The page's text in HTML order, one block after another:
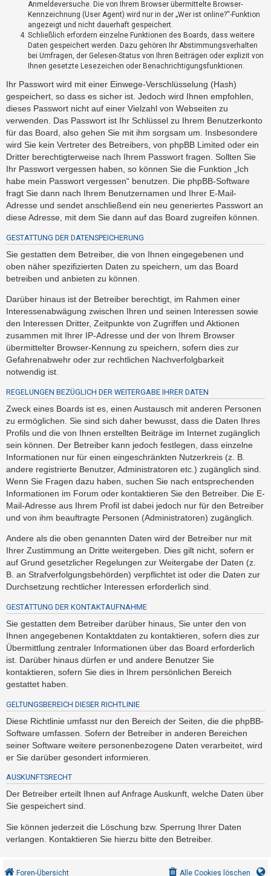
e
t
e
T
h
e
m
e
n
A
k
t
i
v
e
T
h
e
m
e
n
S
u
c
h
e
F
A
Q
Anmeldeversuche. Die von Ihrem Browser übermittelte Browser-
Kennzeichnung (User Agent) wird nur in der „Wer ist online?“-Funktion
angezeigt und nicht dauerhaft gespeichert.
Schließlich erfordern einzelne Funktionen des Boards, dass weitere
Daten gespeichert werden. Dazu gehören Ihr Abstimmungsverhalten
bei Umfragen, der Gelesen-Status von Ihren Beiträgen oder explizit von
Ihnen gesetzte Lesezeichen oder Benachrichtigungsfunktionen.
Ihr Passwort wird mit einer Einwege-Verschlüsselung (Hash)
gespeichert, so dass es sicher ist. Jedoch wird Ihnen empfohlen,
dieses Passwort nicht auf einer Vielzahl von Webseiten zu
verwenden. Das Passwort ist Ihr Schlüssel zu Ihrem Benutzerkonto
für das Board, also gehen Sie mit ihm sorgsam um. Insbesondere
wird Sie kein Vertreter des Betreibers, von phpBB Limited oder ein
Dritter berechtigterweise nach Ihrem Passwort fragen. Sollten Sie
Ihr Passwort vergessen haben, so können Sie die Funktion „Ich
habe mein Passwort vergessen“ benutzen. Die phpBB-Software
fragt Sie dann nach Ihrem Benutzernamen und Ihrer E-Mail-
Adresse und sendet anschließend ein neu generiertes Passwort an
diese Adresse, mit dem Sie dann auf das Board zugreifen können.
GESTATTUNG DER DATENSPEICHERUNG
Sie gestatten dem Betreiber, die von Ihnen eingegebenen und
oben näher spezifizierten Daten zu speichern, um das Board
betreiben und anbieten zu können.
Darüber hinaus ist der Betreiber berechtigt, im Rahmen einer
Interessenabwägung zwischen Ihren und seinen Interessen sowie
den Interessen Dritter, Zeitpunkte von Zugriffen und Aktionen
zusammen mit Ihrer IP-Adresse und der von Ihrem Browser
übermittelter Browser-Kennung zu speichern, sofern dies zur
Gefahrenabwehr oder zur rechtlichen Nachverfolgbarkeit
notwendig ist.
REGELUNGEN BEZÜGLICH DER WEITERGABE IHRER DATEN
Zweck eines Boards ist es, einen Austausch mit anderen Personen
zu ermöglichen. Sie sind sich daher bewusst, dass die Daten Ihres
Profils und die von Ihnen erstellten Beiträge im Internet zugänglich
sein können. Der Betreiber kann jedoch festlegen, dass einzelne
Informationen nur für einen eingeschränkten Nutzerkreis (z. B.
andere registrierte Benutzer, Administratoren etc.) zugänglich sind.
Wenn Sie Fragen dazu haben, suchen Sie nach entsprechenden
Informationen im Forum oder kontaktieren Sie den Betreiber. Die E-
Mail-Adresse aus Ihrem Profil ist dabei jedoch nur für den Betreiber
und von ihm beauftragte Personen (Administratoren) zugänglich.
Andere als die oben genannten Daten wird der Betreiber nur mit
Ihrer Zustimmung an Dritte weitergeben. Dies gilt nicht, sofern er
auf Grund gesetzlicher Regelungen zur Weitergabe der Daten (z.
B. an Strafverfolgungsbehörden) verpflichtet ist oder die Daten zur
Durchsetzung rechtlicher Interessen erforderlich sind.
GESTATTUNG DER KONTAKTAUFNAHME
Sie gestatten dem Betreiber darüber hinaus, Sie unter den von
Ihnen angegebenen Kontaktdaten zu kontaktieren, sofern dies zur
Übermittlung zentraler Informationen über das Board erforderlich
ist. Darüber hinaus dürfen er und andere Benutzer Sie
kontaktieren, sofern Sie dies in Ihrem persönlichen Bereich
gestattet haben.
GELTUNGSBEREICH DIESER RICHTLINIE
Diese Richtlinie umfasst nur den Bereich der Seiten, die die phpBB-
Software umfassen. Sofern der Betreiber in anderen Bereichen
seiner Software weitere personenbezogene Daten verarbeitet, wird
er Sie darüber gesondert informieren.
AUSKUNFTSRECHT
Der Betreiber erteilt Ihnen auf Anfrage Auskunft, welche Daten über
Sie gespeichert sind.
Sie können jederzeit die Löschung bzw. Sperrung Ihrer Daten
verlangen. Kontaktieren Sie hierzu bitte den Betreiber.
Foren-Übersicht Alle Cookies löschen